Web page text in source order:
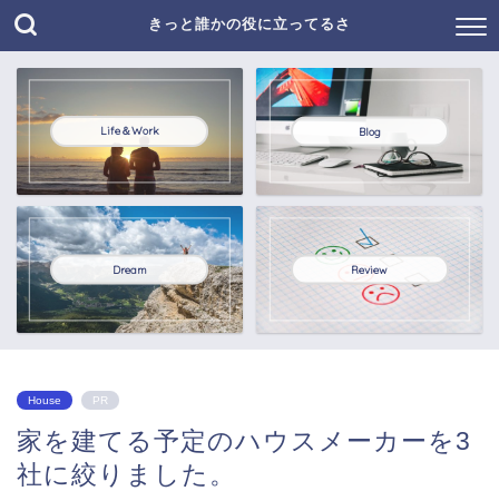
きっと誰かの役に立ってるさ
Life＆Work Blog
Dream Review
House PR
家を建てる予定のハウスメーカーを3
社に絞りました。